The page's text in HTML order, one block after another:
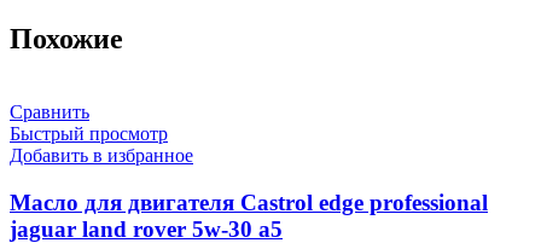
Похожие
Сравнить
Быстрый просмотр
Добавить в избранное
Масло для двигателя Castrol edge professional
jaguar land rover 5w-30 a5